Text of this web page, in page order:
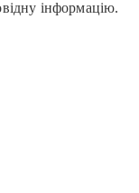
інформацію.